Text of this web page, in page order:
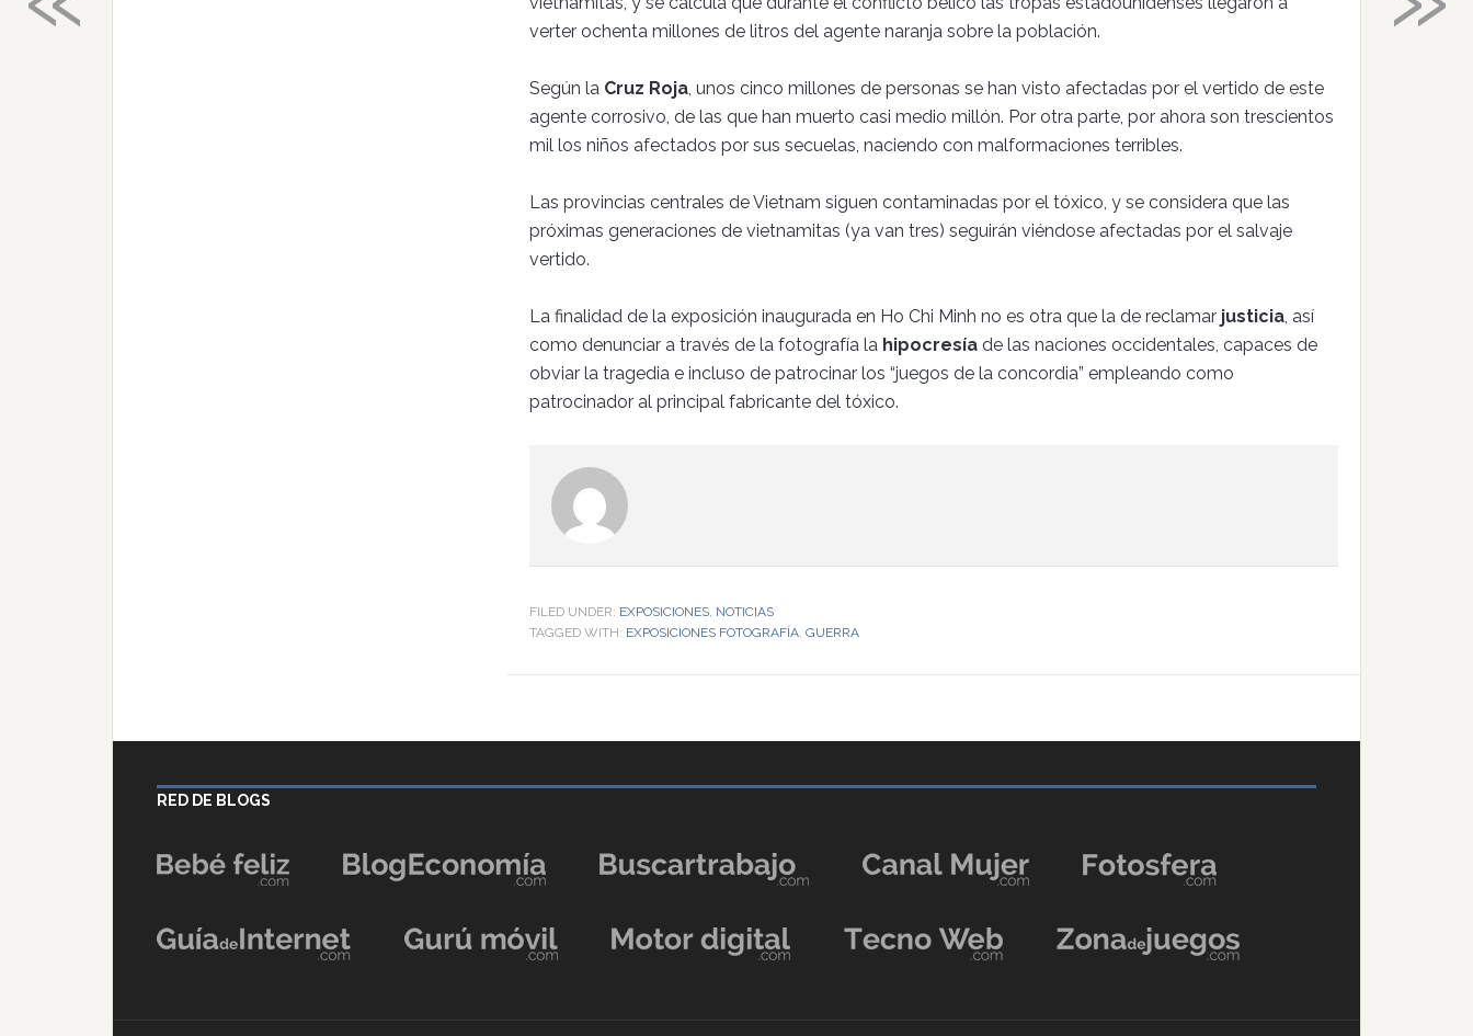
verter ochenta millones de litros del agente naranja sobre la población.
Según la Cruz Roja, unos cinco millones de personas se han visto afectadas por el vertido de este
agente corrosivo, de las que han muerto casi medio millón. Por otra parte, por ahora son trescientos
mil los niños afectados por sus secuelas, naciendo con malformaciones terribles.
Las provincias centrales de Vietnam siguen contaminadas por el tóxico, y se considera que las
próximas generaciones de vietnamitas (ya van tres) seguirán viéndose afectadas por el salvaje
vertido.
La finalidad de la exposición inaugurada en Ho Chi Minh no es otra que la de reclamar justicia, así
como denunciar a través de la fotografía la hipocresía de las naciones occidentales, capaces de
obviar la tragedia e incluso de patrocinar los “juegos de la concordia” empleando como
patrocinador al principal fabricante del tóxico.
FILED UNDER: EXPOSICIONES, NOTICIAS
TAGGED WITH: EXPOSICIONES FOTOGRAFÍA, GUERRA
RED DE BLOGS